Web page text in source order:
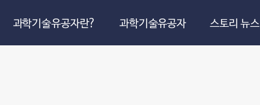
과학기술유공자란? 과학기술유공자 스토리 뉴스